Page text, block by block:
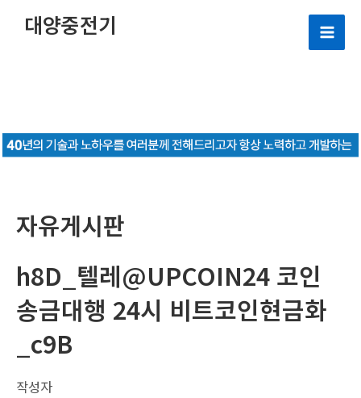
뛰
기
대양중전기
Main
자유게시판
h8D_텔레@UPCOIN24 코인
송금대행 24시 비트코인현금화
_c9B
작성자